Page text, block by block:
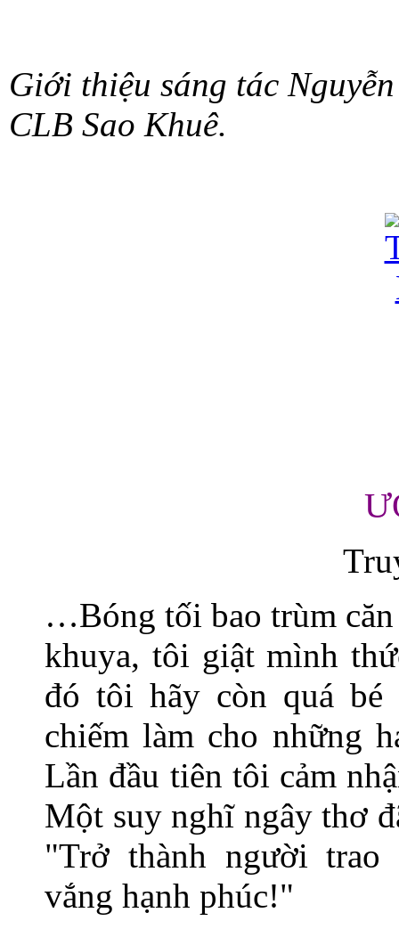
Giới thiệu sáng tác
CLB Sao Khuê.
…Bóng tối bao trùm
khuya, tôi giật mình
đó tôi hãy còn quá
chiếm làm cho những
Lần đầu tiên tôi cảm
Một suy nghĩ ngây thơ
"Trở thành người
vắng hạnh phúc!"